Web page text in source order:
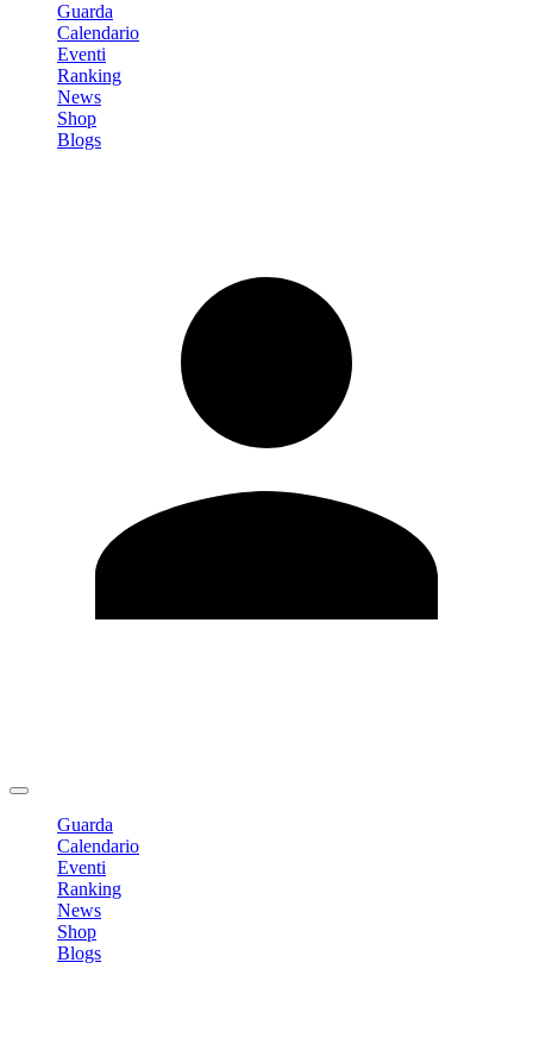
Guarda
Calendario
Eventi
Ranking
News
Shop
Blogs
Guarda
Calendario
Eventi
Ranking
News
Shop
Blogs